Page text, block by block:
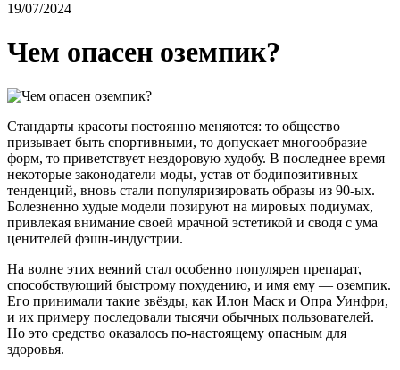
19/07/2024
Чем опасен оземпик?
Стандарты красоты постоянно меняются: то общество
призывает быть спортивными, то допускает многообразие
форм, то приветствует нездоровую худобу. В последнее время
некоторые законодатели моды, устав от бодипозитивных
тенденций, вновь стали популяризировать образы из 90-ых.
Болезненно худые модели позируют на мировых подиумах,
привлекая внимание своей мрачной эстетикой и сводя с ума
ценителей фэшн-индустрии.
На волне этих веяний стал особенно популярен препарат,
способствующий быстрому похудению, и имя ему — оземпик.
Его принимали такие звёзды, как Илон Маск и Опра Уинфри,
и их примеру последовали тысячи обычных пользователей.
Но это средство оказалось по-настоящему опасным для
здоровья.